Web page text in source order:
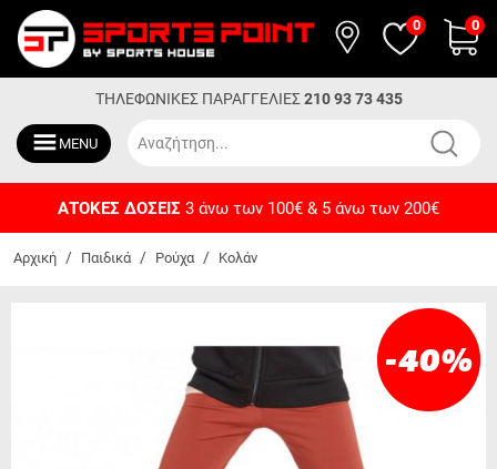
0 0
ΤΗΛΕΦΩΝΙΚΕΣ ΠΑΡΑΓΓΕΛΙΕΣ 210 93 73 435
MENU
ΑΤΟΚΕΣ ΔΟΣΕΙΣ 3 άνω των 100€ & 5 άνω των 200€
Αρχική / Παιδικά / Ρούχα / Κολάν
-40%